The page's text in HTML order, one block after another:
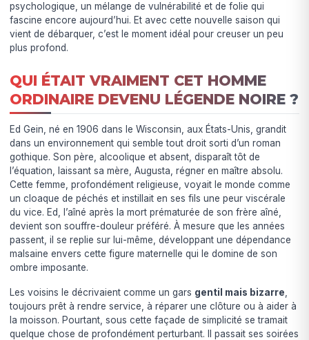
psychologique, un mélange de vulnérabilité et de folie qui
fascine encore aujourd’hui. Et avec cette nouvelle saison qui
vient de débarquer, c’est le moment idéal pour creuser un peu
plus profond.
QUI ÉTAIT VRAIMENT CET HOMME
ORDINAIRE DEVENU LÉGENDE NOIRE ?
Ed Gein, né en 1906 dans le Wisconsin, aux États-Unis, grandit
dans un environnement qui semble tout droit sorti d’un roman
gothique. Son père, alcoolique et absent, disparaît tôt de
l’équation, laissant sa mère, Augusta, régner en maître absolu.
Cette femme, profondément religieuse, voyait le monde comme
un cloaque de péchés et instillait en ses fils une peur viscérale
du vice. Ed, l’aîné après la mort prématurée de son frère aîné,
devient son souffre-douleur préféré. À mesure que les années
passent, il se replie sur lui-même, développant une dépendance
malsaine envers cette figure maternelle qui le domine de son
ombre imposante.
Les voisins le décrivaient comme un gars gentil mais bizarre
toujours prêt à rendre service, à réparer une clôture ou à aider à
la moisson. Pourtant, sous cette façade de simplicité se tramait
quelque chose de profondément perturbant. Il passait ses soirées